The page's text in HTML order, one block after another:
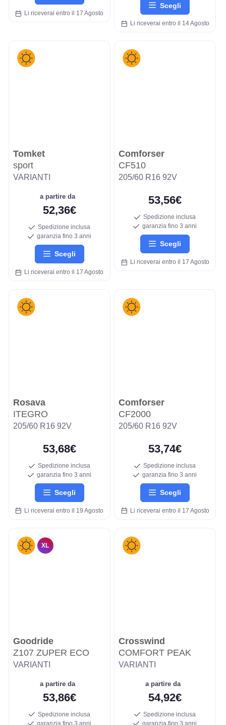
Li riceverai entro il 17 Agosto
Scegli
Li riceverai entro il 14 Agosto
Tomket
sport
VARIANTI
a partire da
52,36€
Spedizione inclusa
garanzia fino 3 anni
Scegli
Li riceverai entro il 17 Agosto
Comforser
CF510
205/60 R16 92V
53,56€
Spedizione inclusa
garanzia fino 3 anni
Scegli
Li riceverai entro il 17 Agosto
Rosava
ITEGRO
205/60 R16 92V
53,68€
Spedizione inclusa
garanzia fino 3 anni
Scegli
Li riceverai entro il 19 Agosto
Comforser
CF2000
205/60 R16 92V
53,74€
Spedizione inclusa
garanzia fino 3 anni
Scegli
Li riceverai entro il 17 Agosto
XL
Goodride
Z107 ZUPER ECO
VARIANTI
a partire da
53,86€
Spedizione inclusa
garanzia fino 3 anni
Crosswind
COMFORT PEAK
VARIANTI
a partire da
54,92€
Spedizione inclusa
garanzia fino 3 anni